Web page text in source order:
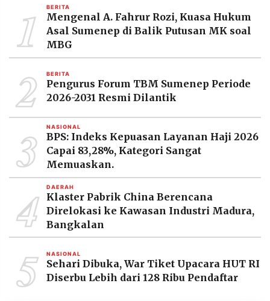
1 BERITA
Mengenal A. Fahrur Rozi, Kuasa Hukum
Asal Sumenep di Balik Putusan MK soal
MBG
2 BERITA
Pengurus Forum TBM Sumenep Periode
2026-2031 Resmi Dilantik
3 NASIONAL
BPS: Indeks Kepuasan Layanan Haji 2026
Capai 83,28%, Kategori Sangat
Memuaskan.
4 DAERAH
Klaster Pabrik China Berencana
Direlokasi ke Kawasan Industri Madura,
Bangkalan
5 NASIONAL
Sehari Dibuka, War Tiket Upacara HUT RI
Diserbu Lebih dari 128 Ribu Pendaftar